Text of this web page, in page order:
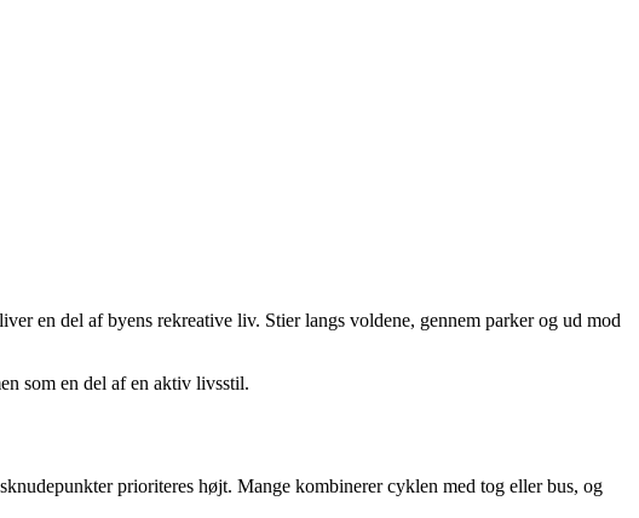
en del af byens rekreative liv. Stier langs voldene, gennem parker og ud mod
som en del af en aktiv livsstil.
prioriteres højt. Mange kombinerer cyklen med tog eller bus, og